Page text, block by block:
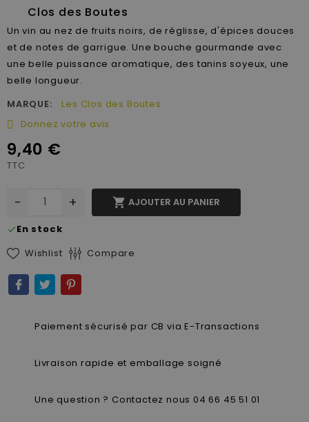
Clos des Boutes
Un vin au nez de fruits noirs, de réglisse, d'épices douces
et de notes de garrigue. Une bouche gourmande avec
une belle puissance aromatique, des tanins soyeux, une
belle longueur.
MARQUE:
Les Clos des Boutes
Donnez votre avis
9,40 €
TTC
- +  AJOUTER AU PANIER
check En stock
Wishlist
Compare
Paiement sécurisé par CB via E-Transactions
Livraison rapide et emballage soigné
Une question ? Contactez nous 04 66 45 51 01